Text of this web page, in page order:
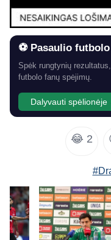
⚽ Pasaulio
Spėk rungtynių
futbolo fanų spėjimų.
Dalyvauti spėlionėje
😂 2